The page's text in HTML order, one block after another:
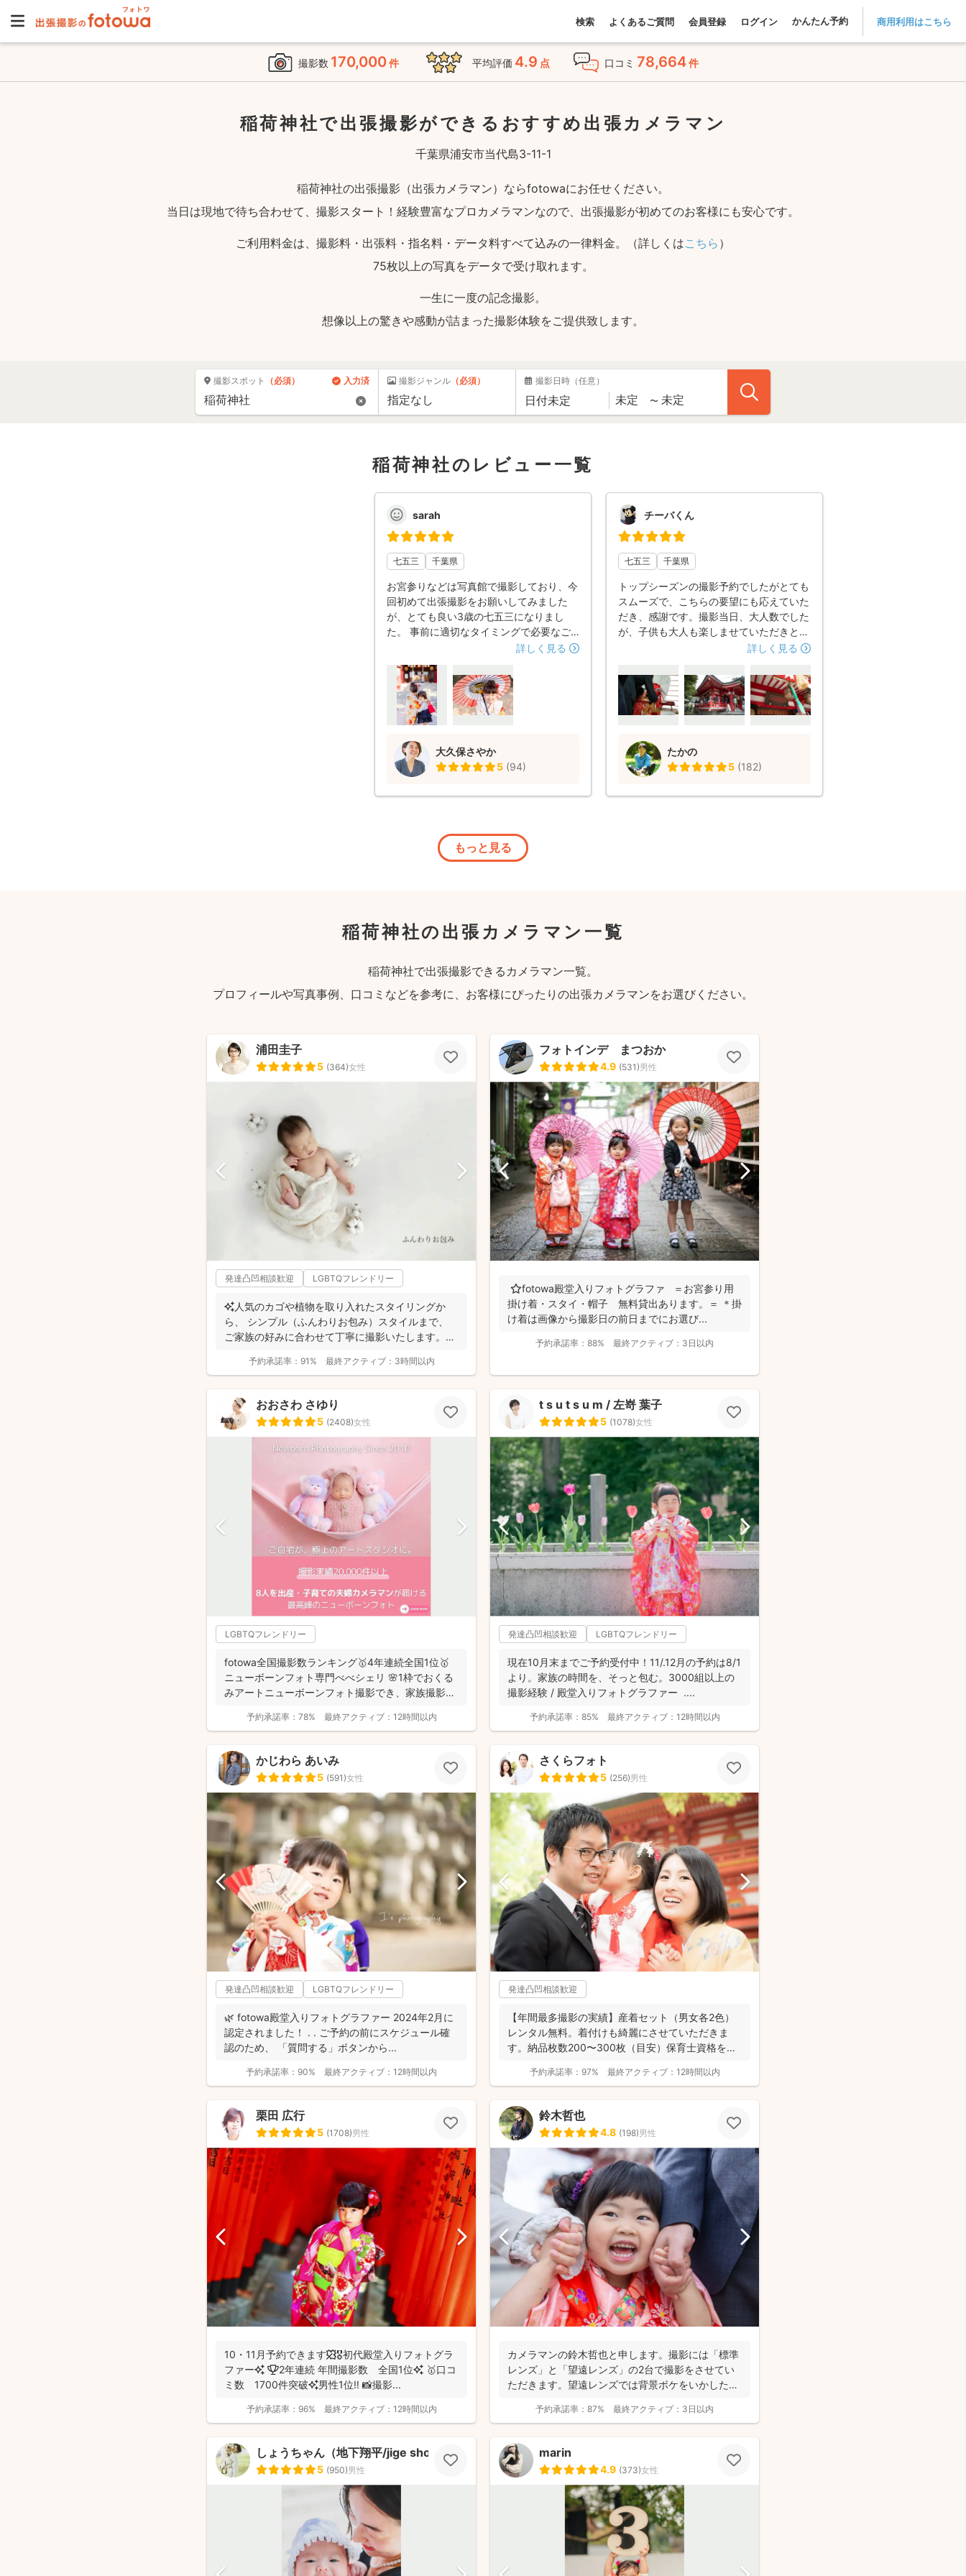
検索 よくあるご質問 会員登録 ログイン かんたん予約 商用利用はこちら
撮影数 170,000件 平均評価 4.9 点 口コミ 78,664件
稲荷神社で出張撮影ができる おすすめ出張カメラマン
千葉県浦安市当代島3-11-1
稲荷神社の出張撮影（出張カメラマン）ならfotowaにお任せください。
当日は現地で待ち合わせて、撮影スタート！経験豊富なプロカメラマンなので、出張撮影が初めてのお客様にも安心です。
ご利用料金は、撮影料・出張料・指名料・データ料すべて込みの一律料金。（詳しくはこちら ）
75枚以上の写真をデータで受け取れます。
一生に一度の記念撮影。
想像以上の驚きや感動が詰まった撮影体験をご提供致します。
撮影スポット （必須） 入力済 撮影ジャンル （必須） 撮影日時 （任意）
稲荷神社のレビュー一覧
sarah
七五三 千葉県
お宮参りなどは写真館で撮影しており、今
回初めて出張撮影をお願いしてみました
が、とても良い3歳の七五三になりまし
た。 事前に適切なタイミングで必要なご
連絡をくださり、不安なく当日を迎えるこ
も早く仕上がり、開始まで子供の機嫌がも
つか心配しながら早めに神社に着きました
が、既に現地にいらっしゃり、親しみやす
い笑顔で明るくお声をかけてくださいまし
お伝えすると撮影開始時間の前倒しを快く
承知くださり、スムーズに開始することが
いた内容をもとに、子供の様子に臨機応変
してくださいました。終了後、よっぽど撮
影が楽しかったのか娘は神社からなかなか
が、こんなに素敵な思い出を作ることがで
たお願いしたいと思っています。
詳しく見る
大久保さやか
5 (94)
チーバくん
七五三 千葉県
トップシーズンの撮影予約でしたがとても
スムーズで、こちらの要望にも応えていた
だき、感謝です。撮影当日、大人数でした
が、子供も大人も楽しませていただきとて
も良かったです！また機会があればお願い
詳しく見る
たかの
5 (182)
もっと見る
稲荷神社の出張カメラマン一覧
稲荷神社で出張撮影できるカメラマン一覧。
プロフィールや写真事例、口コミなどを参考に、お客様にぴったりの出張カメラマンをお選びください。
浦田圭子
5 (364)女性
発達凸凹相談歓迎 LGBTQフレンドリー
✨人気のカゴや植物を取り入れたスタイリングか
ら、 シンプル（ふんわりお包み）スタイルまで、
ご家族の好みに合わせて丁寧に撮影いたします。
予約承諾率： 91% 最終アクティブ： 3時間以内
フォトインデ まつおか
4.9 (531)男性
⭐️fotowa殿堂入りフォトグラファ ＝お宮参り用
掛け着・スタイ・帽子 無料貸出あります。＝ ＊掛
け着は画像から撮影日の前日までにお選び...
予約承諾率： 88% 最終アクティブ： 3日以内
おおさわ さゆり
5 (2408)女性
LGBTQフレンドリー
fotowa全国撮影数ランキング🥇4年連続全国1位🥇
ニューボーンフォト専門べべシェリ 🌸1枠でおくる
みアートニューボーンフォト撮影でき、家族撮影お
予約承諾率： 78% 最終アクティブ： 12時間以内
t s u t s u m / 左嵜 葉子
5 (1078)女性
発達凸凹相談歓迎 LGBTQフレンドリー
現在10月末までご予約受付中！11/.12月の予約は8/1
より。家族の時間を、そっと包む。3000組以上の
撮影経験 / 殿堂入りフォトグラファー ....
予約承諾率： 85% 最終アクティブ： 12時間以内
かじわら あいみ
5 (591)女性
発達凸凹相談歓迎 LGBTQフレンドリー
🌿 fotowa殿堂入りフォトグラファー 2024年2月に
認定されました！ . . ご予約の前にスケジュール確
認のため、 「質問する」ボタンから...
予約承諾率： 90% 最終アクティブ： 12時間以内
さくらフォト
5 (256)男性
発達凸凹相談歓迎
【年間最多撮影の実績】産着セット（男女各2色）
レンタル無料。着付けも綺麗にさせていただきま
す。納品枚数200〜300枚（目安）保育士資格を持
予約承諾率： 97% 最終アクティブ： 12時間以内
栗田 広行
5 (1708)男性
10・11月予約できます🍁🎖初代殿堂入りフォトグラ
ファー✨ 🏆2年連続 年間撮影数 全国1位✨ 🥇口コ
ミ数 1700件突破✨男性1位‼️ 📸撮影...
予約承諾率： 96% 最終アクティブ： 12時間以内
鈴木哲也
4.8 (198)男性
カメラマンの鈴木哲也と申します。撮影には「標準
レンズ」と「望遠レンズ」の2台で撮影をさせてい
ただきます。望遠レンズでは背景ボケをいかしたお
予約承諾率： 87% 最終アクティブ： 3日以内
しょうちゃん（地下翔平/jige shohe）
5 (950)男性
marin
4.9 (373)女性